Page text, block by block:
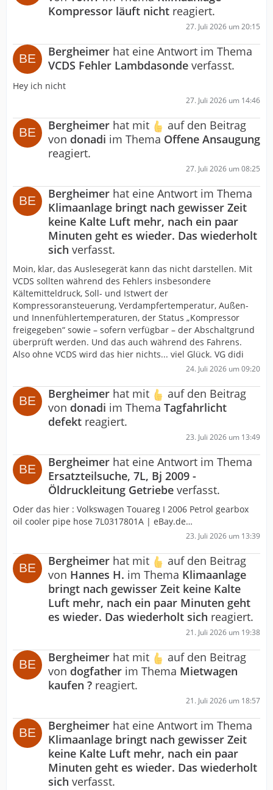
Kompressor läuft nicht reagiert.
27. Juli 2026 um 20:15
Bergheimer hat eine Antwort im Thema
VCDS Fehler Lambdasonde verfasst.
Hey ich nicht
27. Juli 2026 um 14:46
Bergheimer hat mit
auf den Beitrag
von donadi im Thema Offene Ansaugung
reagiert.
27. Juli 2026 um 08:25
Bergheimer hat eine Antwort im Thema
Klimaanlage bringt nach gewisser Zeit
keine Kalte Luft mehr, nach ein paar
Minuten geht es wieder. Das wiederholt
sich verfasst.
Moin, klar, das Auslesegerät kann das nicht darstellen. Mit
VCDS sollten während des Fehlers insbesondere
Kältemitteldruck, Soll- und Istwert der
Kompressoransteuerung, Verdampfertemperatur, Außen-
und Innenfühlertemperaturen, der Status „Kompressor
freigegeben“ sowie – sofern verfügbar – der Abschaltgrund
überprüft werden. Und das auch während des Fahrens.
Also ohne VCDS wird das hier nichts... viel Glück. VG didi
24. Juli 2026 um 09:20
Bergheimer hat mit
auf den Beitrag
von donadi im Thema Tagfahrlicht
defekt reagiert.
23. Juli 2026 um 13:49
Bergheimer hat eine Antwort im Thema
Ersatzteilsuche, 7L, Bj 2009 -
Öldruckleitung Getriebe verfasst.
Oder das hier : Volkswagen Touareg I 2006 Petrol gearbox
oil cooler pipe hose 7L0317801A | eBay.de…
23. Juli 2026 um 13:39
Bergheimer hat mit
auf den Beitrag
von Hannes H. im Thema Klimaanlage
bringt nach gewisser Zeit keine Kalte
Luft mehr, nach ein paar Minuten geht
es wieder. Das wiederholt sich reagiert.
21. Juli 2026 um 19:38
Bergheimer hat mit
auf den Beitrag
von dogfather im Thema Mietwagen
kaufen ? reagiert.
21. Juli 2026 um 18:57
Bergheimer hat eine Antwort im Thema
Klimaanlage bringt nach gewisser Zeit
keine Kalte Luft mehr, nach ein paar
Minuten geht es wieder. Das wiederholt
sich verfasst.